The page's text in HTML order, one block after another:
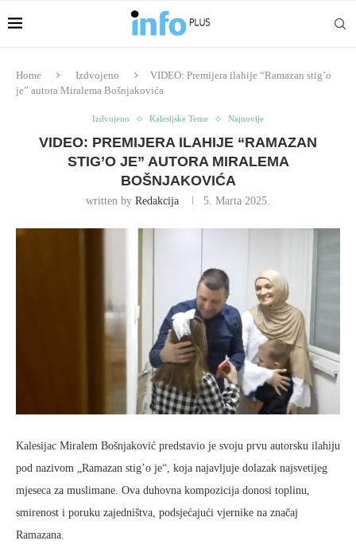
Home Izdvojeno
VIDEO: Premijera ilahije “Ramazan stig’o
je” autora Miralema Bošnjakovića
Izdvojeno Kalesijske Teme Najnovije
VIDEO: PREMIJERA ILAHIJE “RAMAZAN
STIG’O JE” AUTORA MIRALEMA
BOŠNJAKOVIĆA
written by Redakcija 5. Marta 2025.
Kalesijac Miralem Bošnjaković predstavio je svoju prvu autorsku ilahiju
pod nazivom „Ramazan stig’o je“, koja najavljuje dolazak najsvetijeg
mjeseca za muslimane. Ova duhovna kompozicija donosi toplinu,
smirenost i poruku zajedništva, podsjećajući vjernike na značaj
Ramazana.